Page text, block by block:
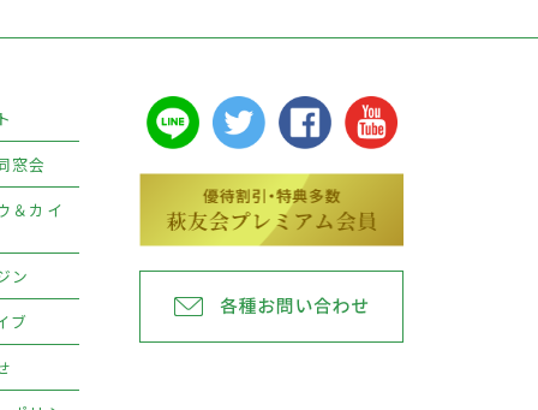
窓会
＆カイ
ン
ブ